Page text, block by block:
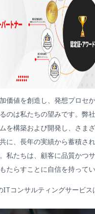
価値を創造し、発想プロセ
のは私たちの望みです。弊
を構築および開発し、さま
に、長年の実績から蓄積さ
私たちは、顧客に品質かつ
たらすことに自信を持ってい
コンサルティングサービス